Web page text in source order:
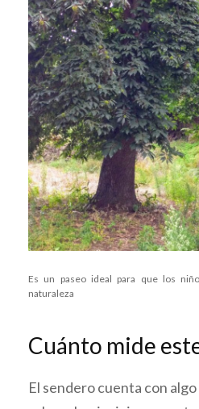
Es un paseo ideal para que los
naturaleza
Cuánto mide
El sendero cuenta con